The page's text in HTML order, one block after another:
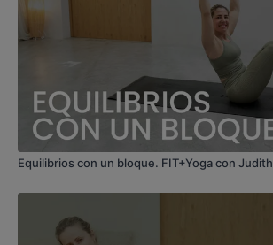
Equilibrios con un bloque. FIT+Yoga con Judith